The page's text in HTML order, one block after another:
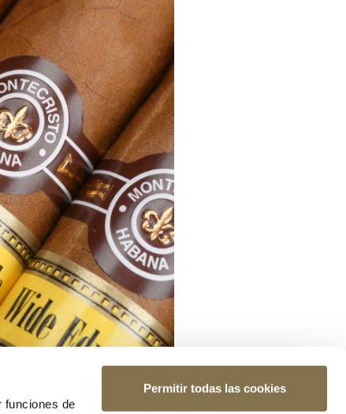
funciones de
Permitir todas las cookies